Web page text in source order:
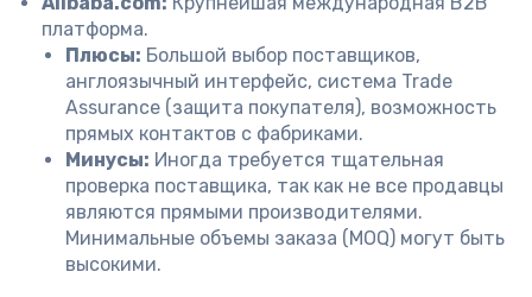
платформа.
Плюсы: Большой выбор поставщиков,
англоязычный интерфейс, система Trade
Assurance (защита покупателя), возможность
прямых контактов с фабриками.
Минусы: Иногда требуется тщательная
проверка поставщика, так как не все продавцы
являются прямыми производителями.
Минимальные объемы заказа (MOQ) могут быть
высокими.